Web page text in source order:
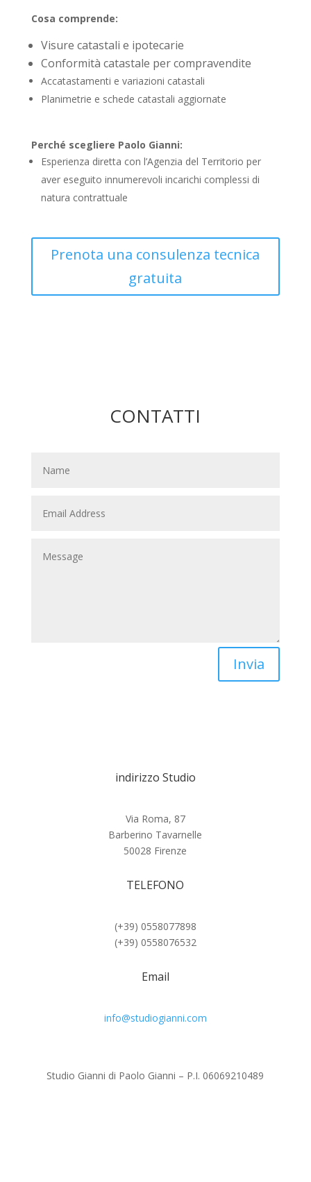
Cosa comprende:
Visure catastali e ipotecarie
Conformità catastale per compravendite
Accatastamenti e variazioni catastali
Planimetrie e schede catastali aggiornate
Perché scegliere Paolo Gianni:
Esperienza diretta con l’Agenzia del Territorio per
aver eseguito innumerevoli incarichi complessi di
natura contrattuale
Prenota una consulenza tecnica
gratuita
CONTATTI
Invia
indirizzo Studio
Via Roma, 87
Barberino Tavarnelle
50028 Firenze
TELEFONO
(+39) 0558077898
(+39) 0558076532
Email
info@studiogianni.com
Studio Gianni di Paolo Gianni – P.I. 06069210489